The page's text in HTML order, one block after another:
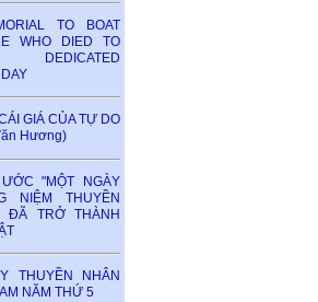
TO BOAT
WHO DIED TO
GIÁ CỦA TỰ DO
Hương)
"MỘT NGÀY
NIỆM THUYỀN
ĐÃ TRỞ THÀNH
THUYỀN NHÂN
NĂM THỨ 5